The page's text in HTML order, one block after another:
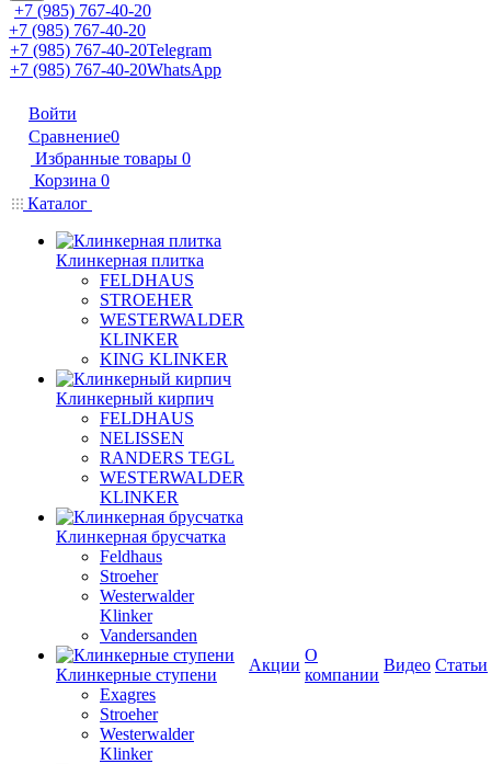
+7 (985) 767-40-20
+7 (985) 767-40-20
+7 (985) 767-40-20Telegram
+7 (985) 767-40-20WhatsApp
Войти
Сравнение0
Избранные товары 0
Корзина 0
Каталог
Клинкерная плитка
FELDHAUS
STROEHER
WESTERWALDER
KLINKER
KING KLINKER
Клинкерный кирпич
FELDHAUS
NELISSEN
RANDERS TEGL
WESTERWALDER
KLINKER
Клинкерная брусчатка
Feldhaus
Stroeher
Westerwalder
Klinker
Vandersanden
Клинкерные ступени
Exagres
Stroeher
Westerwalder
Klinker
Акции
О
компании
Видео Статьи